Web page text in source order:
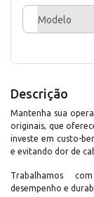
Modelo
Descrição
Mantenha sua
originais, que
investe em custo-
e evitando dor de
Trabalhamos
desempenho e